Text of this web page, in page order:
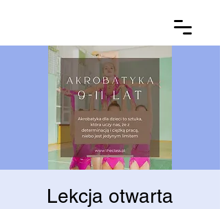
Lekcja otwarta